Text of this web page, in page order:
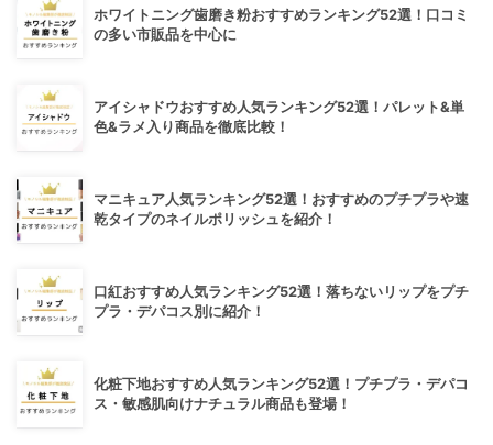
ホワイトニング歯磨き粉おすすめランキング52選！口コミ
の多い市販品を中心に
アイシャドウおすすめ人気ランキング52選！パレット&単
色&ラメ入り商品を徹底比較！
マニキュア人気ランキング52選！おすすめのプチプラや速
乾タイプのネイルポリッシュを紹介！
口紅おすすめ人気ランキング52選！落ちないリップをプチ
プラ・デパコス別に紹介！
化粧下地おすすめ人気ランキング52選！プチプラ・デパコ
ス・敏感肌向けナチュラル商品も登場！